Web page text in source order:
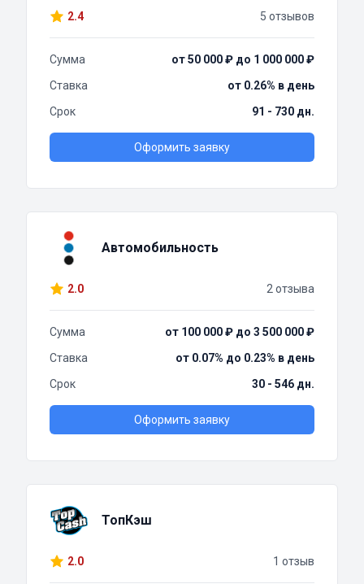
2.4 5 отзывов
Сумма
от 50 000 ₽ до 1 000 000 ₽
Ставка
от 0.26% в день
Срок
91 - 730 дн.
Оформить заявку
Автомобильность
2.0 2 отзыва
Сумма
от 100 000 ₽ до 3 500 000 ₽
Ставка
от 0.07% до 0.23% в день
Срок
30 - 546 дн.
Оформить заявку
ТопКэш
2.0 1 отзыв